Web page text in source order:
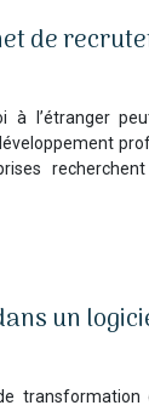
de
à l’étranger
un
transformation